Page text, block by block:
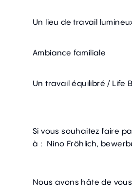
Un lieu de travail
Ambiance familiale
Un travail équilibré / Life
Si vous souhaitez faire
à : Nino Fröhlich,
Nous avons hâte de